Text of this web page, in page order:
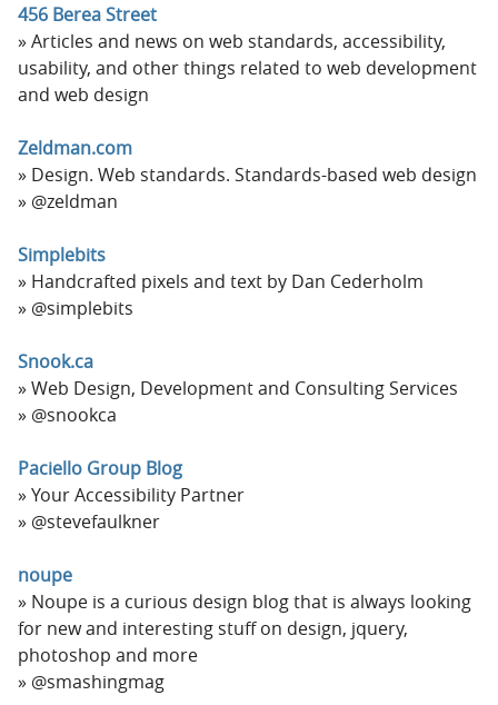
456 Berea Street
Articles and news on web standards, accessibility,
usability, and other things related to web development
and web design
Zeldman.com
Design. Web standards. Standards-based web design
@zeldman
Simplebits
Handcrafted pixels and text by Dan Cederholm
@simplebits
Snook.ca
Web Design, Development and Consulting Services
@snookca
Paciello Group Blog
Your Accessibility Partner
@stevefaulkner
noupe
Noupe is a curious design blog that is always looking
for new and interesting stuff on design, jquery,
photoshop and more
@smashingmag